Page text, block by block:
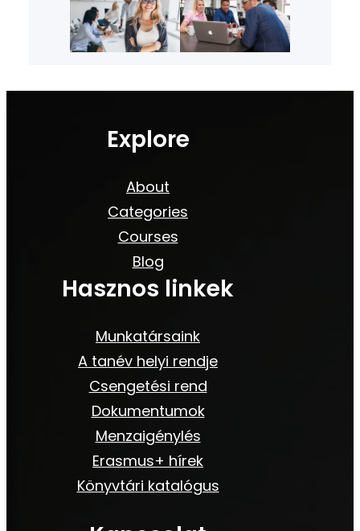
Explore
About
Categories
Courses
Blog
Hasznos linkek
Munkatársaink
A tanév helyi rendje
Csengetési rend
Dokumentumok
Menzaigénylés
Erasmus+ hírek
Könyvtári katalógus